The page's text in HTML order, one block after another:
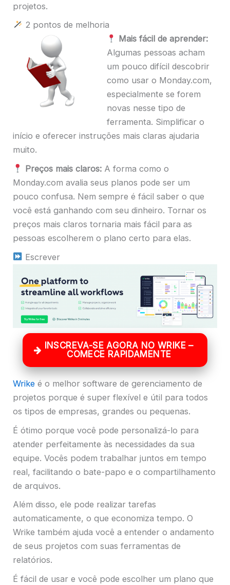
projetos.
2 pontos de melhoria
Mais fácil de aprender:
Algumas pessoas acham
um pouco difícil descobrir
como usar o Monday.com,
especialmente se forem
novas nesse tipo de
ferramenta. Simplificar o
início e oferecer instruções mais claras ajudaria
muito.
Preços mais claros:A forma como o
Monday.com avalia seus planos pode ser um
pouco confusa. Nem sempre é fácil saber o que
você está ganhando com seu dinheiro. Tornar os
preços mais claros tornaria mais fácil para as
pessoas escolherem o plano certo para elas.
Escrever
INSCREVA-SE AGORA NO WRIKE –
COMECE RAPIDAMENTE
Wrike é o melhor software de gerenciamento de
projetos porque é super flexível e útil para todos
os tipos de empresas, grandes ou pequenas.
É ótimo porque você pode personalizá-lo para
atender perfeitamente às necessidades da sua
equipe. Vocês podem trabalhar juntos em tempo
real, facilitando o bate-papo e o compartilhamento
de arquivos.
Além disso, ele pode realizar tarefas
automaticamente, o que economiza tempo. O
Wrike também ajuda você a entender o andamento
de seus projetos com suas ferramentas de
relatórios.
É fácil de usar e você pode escolher um plano que